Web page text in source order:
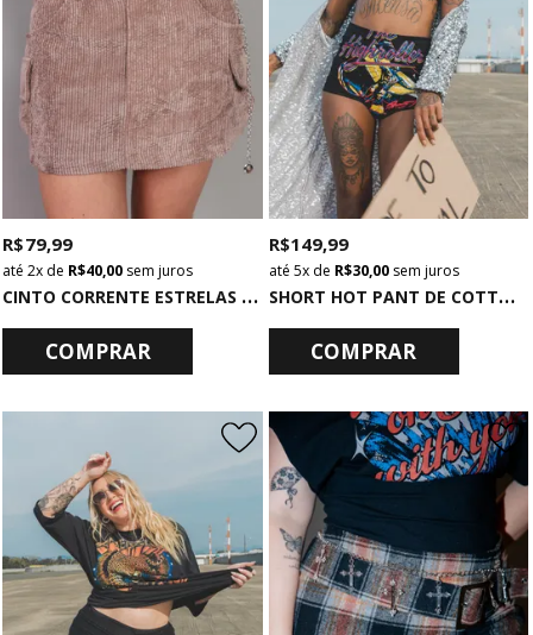
C
INTO CORRENTE ESTRELAS PRATA
R$ 79,99
2x de R$ 40,00 sem juros
COMPRAR
S
HORT HOT PANT DE COTTON PRETO HIGHROLLER
R$ 149,99
5xde R$ 30,00sem juros
COMPRAR